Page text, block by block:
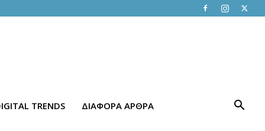
TRENDS ΔΙΑΦΟΡΑ ΑΡΘΡΑ